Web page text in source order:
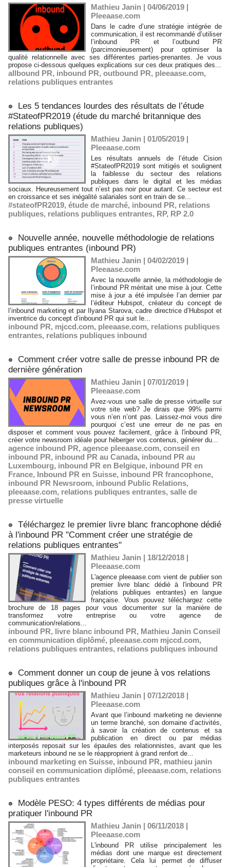
Mathieu Janin | 04/06/2019 |
Pleeaase.com
Dans le cadre d’une stratégie intégrée de
communication, il est recommandé d’utiliser
l’inbound PR et l’outbund PR
(parcimonieusement) pour optimiser la
qualité relationnelle avec ses différentes parties-prenantes. Je vous
propose ci-dessous quelques explications sur ces deux pratiques des...
allbound PR, inbound PR, outbound PR, pleeaase.com,
relations publiques entrantes
Les 5 tendances lourdes des résultats de l’étude
#StateofPR2019 (étude du marché britannique des
relations publiques)
Mathieu Janin | 01/05/2019 |
Pleeaase.com
Les résultats annuels de l’étude Cision
#StateofPR2019 sont mitigés et soulignent
la faiblesse du secteur des relations
publiques dans le digital et les médias
sociaux. Heureusement tout n’est pas noir pour autant. Ce secteur est
en croissance et ses inégalité salariales sont en train de se...
#stateofPR2019, étude de marché, inbound PR, relations
publiques, relations publiques entrantes, RP, RP 2.0
Nouvelle année, nouvelle méthodologie de relations
publiques entrantes (inbound PR)
Mathieu Janin | 04/02/2019 |
Pleeaase.com
Avec la nouvelle année, la méthodologie de
l’inbound PR méritait une mise à jour. Cette
mise à jour a été impulsée l’an dernier par
l’éditeur Hubspot, créateur du concept de
l’inbound marketing et par Ilyana Starova, cadre directrice d’Hubspot et
inventrice du concept d’inbound PR qui suit le...
inbound PR, mjccd.com, pleeaase.com, relations publiques
entrantes, relations publiques inbound
Comment créer votre salle de presse inbound PR de
dernière génération
Mathieu Janin | 07/01/2019 |
Pleeaase.com
Avez-vous une salle de presse virtuelle sur
votre site web? Je dirais que 99% parmi
vous n’en n’ont pas. Laissez-moi vous dire
pourquoi c’est une erreur de ne pas en
disposer et comment vous pouvez facilement, grâce à l'inbound PR,
créer votre newsroom idéale pour héberger vos contenus, générer du...
agence inbound PR, agence pleeaase.com, conseil en
inbound PR, inbound PR au Canada, inbound PR au
Luxembourg, inbound PR en Belgique, inbound PR en
France, Inbound PR en Suisse, inbound PR francophone,
inbound PR Newsroom, inbound Public Relations,
pleeaase.com, relations publiques entrantes, salle de
presse virtuelle
Téléchargez le premier livre blanc francophone dédié
à l'inbound PR "Comment créer une stratégie de
relations publiques entrantes"
Mathieu Janin | 18/12/2018 |
Pleeaase.com
L'agence pleeaase.com vient de publier son
premier livre blanc dédié à l'inbound PR
(relations publiques entrantes) en langue
française. Vous pouvez téléchargez cette
brochure de 18 pages pour vous documenter sur la manière de
transformez votre entreprise ou votre agence de
communication/relations...
inbound PR, livre blanc inbound PR, Mathieu Janin Conseil
en communication diplômé, pleeaase.com mjccd.com,
relations publiques entrantes, relations publiques inbound
Comment donner un coup de jeune à vos relations
publiques grâce à l'inbound PR
Mathieu Janin | 07/12/2018 |
Pleeaase.com
Avant que l’inbound marketing ne devienne
un terme branché, son domaine d’activités,
à savoir la création de contenus et sa
publication en direct ou par médias
interposés reposait sur les épaules des relationnistes, avant que les
marketeurs inbound ne se le réapproprient à grand renfort de...
inbound marketing en Suisse, inbound PR, mathieu janin
conseil en communication diplômé, pleeaase.com, relations
publiques entrantes
Modèle PESO: 4 types différents de médias pour
pratiquer l'inbound PR
Mathieu Janin | 06/11/2018 |
Pleeaase.com
L'inbound PR utilise principalement les
médias dont une marque est directement
propriétaire. Cela lui permet de diffuser